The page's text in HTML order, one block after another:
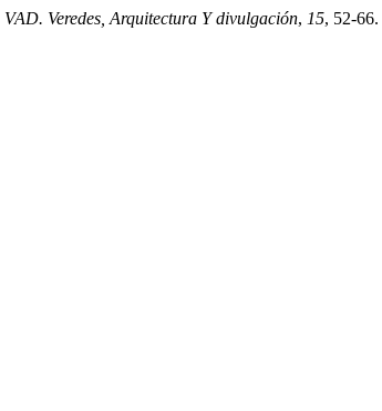
VAD. Veredes, Arquitectura Y divulgación, 15, 52-66.